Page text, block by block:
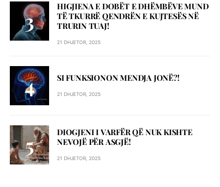
HIGJIENA E DOBËT E DHËMBËVE MUND
TË TKURRË QENDRËN E KUJTESËS NË
TRURIN TUAJ!
21 DHJETOR, 2025
SI FUNKSIONON MENDJA JONË?!
21 DHJETOR, 2025
DIOGJENI I VARFËR QË NUK KISHTE
NEVOJË PËR ASGJË!
21 DHJETOR, 2025